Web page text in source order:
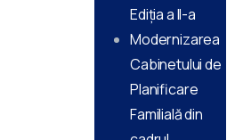
Ediţia a II-a
Modernizarea
Cabinetului de
Planificare
Familială din